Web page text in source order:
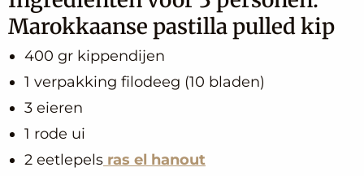
Marokkaanse pastilla pulled kip
400 gr kippendijen
1 verpakking filodeeg (10 bladen)
3 eieren
1 rode ui
2 eetlepels ras el hanout